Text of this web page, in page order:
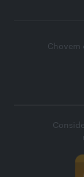
Chovem